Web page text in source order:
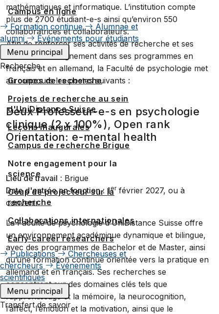
Campus en ligne
Formation continue
Alumnae et
alumni
Événements pour étudiants
Menu principal
Recherche
Groupes de recherche
Projets de recherche au sein
d'UniDistance Suisse
Leçons inaugurales
Campus de recherche Brigue
Notre engagement pour la
science
Coup de projecteur sur la
recherche
Collaborations internationales
Early-career researchers
Publications
Chercheuses et
chercheurs
Événements
scientifiques
Menu principal
Transfert de savoir
mathématiques et informatique. L’institution compte
plus de 2700 étudiant-e-s ainsi qu’environ 550
collaboratrices et collaborateurs.
Afin de renforcer ses activités de recherche et ses
modules d’enseignement dans ses programmes en
français et en allemand, la Faculté de psychologie met
au concours les postes suivants :
Deux Professeur-e-s en psychologie
clinique (2 x 100%), Open rank
Orientation: e-mental health
Lieu de travail : Brigue
Date d'entrée en fonction: 1erfévrier 2027, ou à
convenir
La Faculté de psychologie d’UniDistance Suisse offre
un environnement académique dynamique et bilingue,
avec des programmes de Bachelor et de Master, ainsi
qu’une formation continue orientée vers la pratique en
allemand et en français. Ses recherches se
concentrent sur des domaines clés tels que
l’apprentissage et la mémoire, la neurocognition,
l’affect, l’émotion et la motivation, ainsi que le